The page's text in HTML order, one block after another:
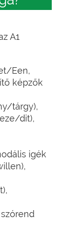
A1
Een,
képzők
tárgy),
dit),
igék